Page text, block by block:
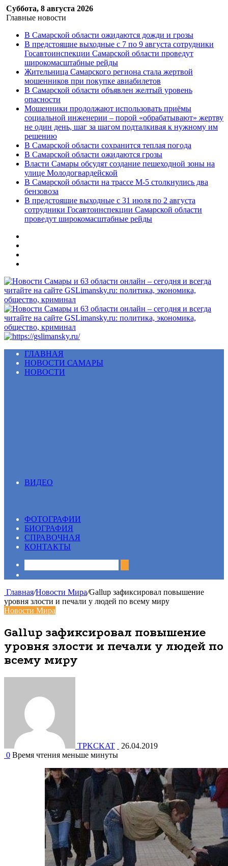
Суббота, 8 августа 2026
Главные новости
В Самарской области ожидаются дожди и грозы
В предстоящие выходные с 7 по 9 августа сотрудники
Госавтоинспекции Самарской области проведут
широкомасштабные рейды
Жительница Самарского региона стала жертвой
мошенников при покупке авиабилетов
В Самарской области объявлен желтый уровень
опасности
Мошенники продолжают использовать приёмы
социальной инженерии – порой «обрабатывают» жертву
не один день, шаг за шагом подталкивая к нужному им
решению
В Самарской области сохранится теплая погода
В Самарской области ожидаются грозы
Власти Самары обсудят создание пешеходной зоны на
улице Молодогвардейской
В Самарской области на трассе М-5 столкнулись два
бензовоза
В предстоящие выходные с 31 июля по 2 августа
сотрудники Госавтоинспекции Самарской области
проведут широкомасштабные рейды
Меню
ГЛАВНАЯ
НОВОСТИ САМАРЫ
НОВОСТИ
ВИДЕО
ФОТОГРАФИИ
БИОГРАФИЯ
СПРАВОЧНАЯ
КОНТАКТЫ
Главная/Новости Мира/Gallup зафиксировал повышение
уровня злости и печали у людей по всему миру
Новости Мира
Gallup зафиксировал повышение
уровня злости и печали у людей по
всему миру
TPKCKAT
26.04.2019
0 Время чтения меньше минуты